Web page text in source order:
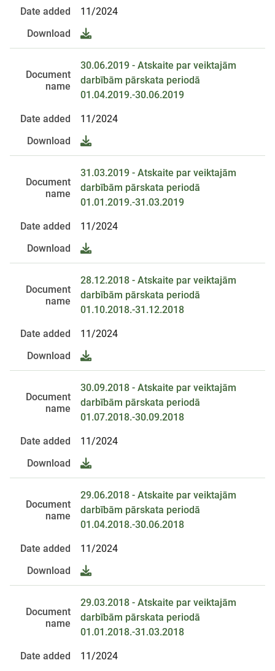
Date added
11/2024
Download
Document
name
30.06.2019 - Atskaite par veiktajām
darbībām pārskata periodā
01.04.2019.-30.06.2019
Date added
11/2024
Download
Document
name
31.03.2019 - Atskaite par veiktajām
darbībām pārskata periodā
01.01.2019.-31.03.2019
Date added
11/2024
Download
Document
name
28.12.2018 - Atskaite par veiktajām
darbībām pārskata periodā
01.10.2018.-31.12.2018
Date added
11/2024
Download
Document
name
30.09.2018 - Atskaite par veiktajām
darbībām pārskata periodā
01.07.2018.-30.09.2018
Date added
11/2024
Download
Document
name
29.06.2018 - Atskaite par veiktajām
darbībām pārskata periodā
01.04.2018.-30.06.2018
Date added
11/2024
Download
Document
name
29.03.2018 - Atskaite par veiktajām
darbībām pārskata periodā
01.01.2018.-31.03.2018
Date added
11/2024